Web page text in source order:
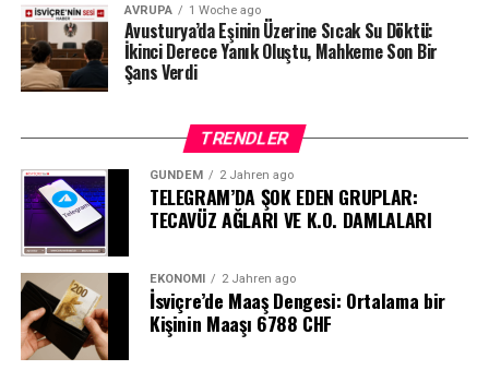
mahkemeye bildirildi. Bu nedenle 31 yaşındaki erkeğin
söz konusu talebe uyup uymadığı da denetlenecek. Çiftin
ortak çocuğuyla ilgili ise ayrı bir görüşme
AVRUPA 1 Woche ago
Avusturya’da Eşinin Üzerine Sıcak Su Döktü:
İkinci Derece Yanık Oluştu, Mahkeme Son Bir
Şans Verdi
TRENDLER
GÜNDEM 2 Jahren ago
TELEGRAM’DA ŞOK EDEN GRUPLAR:
TECAVÜZ AĞLARI VE K.O. DAMLALARI
EKONOMI 2 Jahren ago
İsviçre’de Maaş Dengesi: Ortalama bir
Kişinin Maaşı 6788 CHF